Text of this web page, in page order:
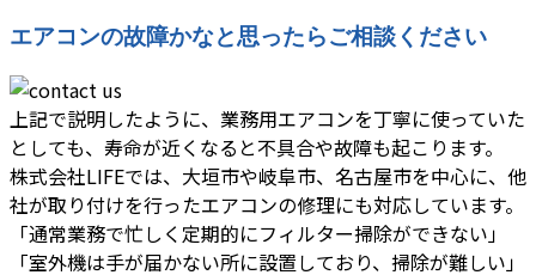
エアコンの故障かなと思ったらご相談ください
上記で説明したように、業務用エアコンを丁寧に使っていた
としても、寿命が近くなると不具合や故障も起こります。
株式会社LIFEでは、大垣市や岐阜市、名古屋市を中心に、他
社が取り付けを行ったエアコンの修理にも対応しています。
「通常業務で忙しく定期的にフィルター掃除ができない」
「室外機は手が届かない所に設置しており、掃除が難しい」